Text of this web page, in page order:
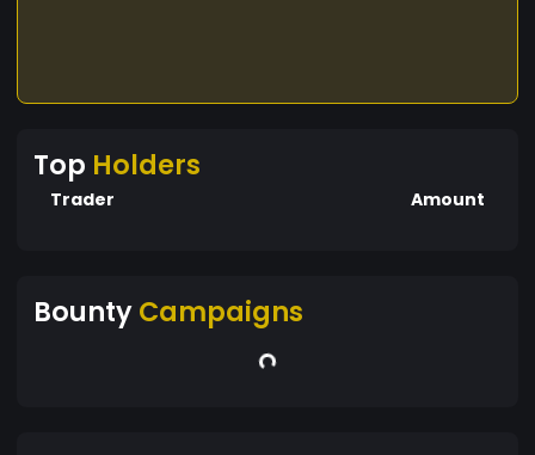
Top Holders
Trader Amount
BountyCampaigns